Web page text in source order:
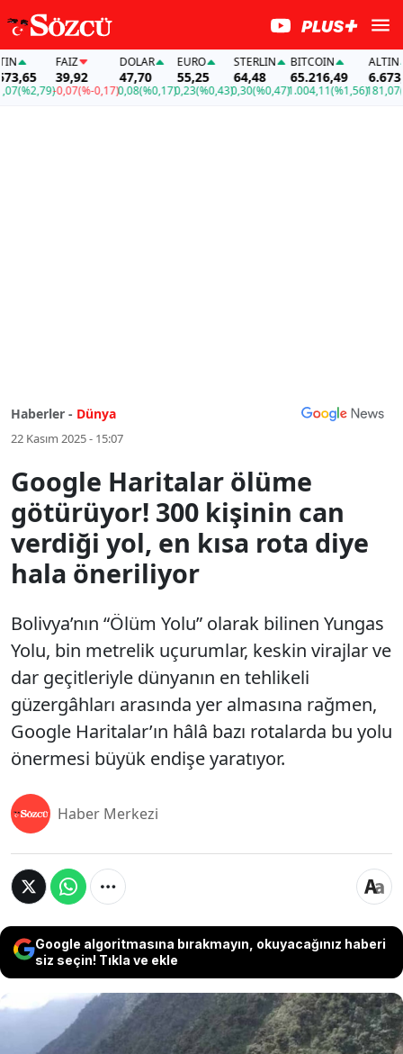
(%2,79)
FAİZ
39,92
-0,07(%-0,17)
DOLAR
47,70
0,08(%0,17)
EURO
55,25
0,23(%0,43)
STERLIN
64,48
0,30(%0,47)
BITCOIN
65.216,49
1.004,11(%1,56)
ALTIN
6.673,65
181,07
Haberler - Dünya
22 Kasım 2025 - 15:07
Google Haritalar ölüme
götürüyor! 300 kişinin can
verdiği yol, en kısa rota diye
hala öneriliyor
Bolivya’nın “Ölüm Yolu” olarak bilinen Yungas
Yolu, bin metrelik uçurumlar, keskin virajlar ve
dar geçitleriyle dünyanın en tehlikeli
güzergâhları arasında yer almasına rağmen,
Google Haritalar’ın hâlâ bazı rotalarda bu yolu
önermesi büyük endişe yaratıyor.
Haber Merkezi
Google algoritmasına bırakmayın, okuyacağınız haberi
siz seçin! Tıkla ve ekle